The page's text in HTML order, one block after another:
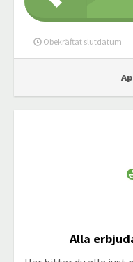
Obekräftat slutdatum
Alla